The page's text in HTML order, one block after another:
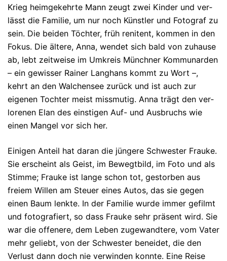
Krieg heim­gekehrte Mann zeugt zwei Kinder und ver­
lässt die Familie, um nur noch Künstler und Fo­to­graf zu
sein. Die beiden Töchter, früh renitent, kommen in den
Fokus. Die ältere, Anna, wendet sich bald von zuhause
ab, lebt zeit­weise im Um­kreis Münch­ner Kom­mu­narden
– ein ge­wisser Rainer Langhans kommt zu Wort –,
kehrt an den Walchen­see zu­rück und ist auch zur
eigenen Tochter meist miss­mu­tig. Anna trägt den ver­
lo­renen Elan des einstigen Auf- und Ausbruchs wie
einen Mangel vor sich her.
Einigen Anteil hat daran die jüngere Schwester Frauke.
Sie erscheint als Geist, im Be­wegtbild, im Foto und als
Stimme; Frauke ist lange schon tot, ge­stor­ben aus
freiem Wil­len am Steuer eines Autos, das sie gegen
einen Baum lenkte. In der Familie wurde im­mer gefilmt
und fotografiert, so dass Frauke sehr präsent wird. Sie
war die of­fenere, dem Le­ben zugewandtere, vom Vater
mehr geliebt, von der Schwester beneidet, die den
Verlust dann doch nie verwinden konnte. Eine Reise